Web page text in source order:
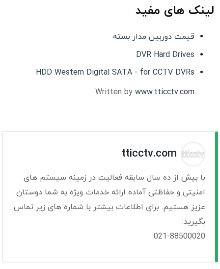
لینک های مفید
قیمت دوربین مدار بسته
DVR Hard Drives
HDD Western Digital SATA - for CCTV DVRs
Written by www.tticctv.com
tticctv.com
با بیش از ده سال سابقه فعالیت در زمینه سیستم های
امنیتی و حفاظتی آماده ارائه خدمات ویژه به شما دوستان
عزیز هستیم. برای اطلاعات بیشتر با شماره های زیر تماس
بگیرید:
021-88500020